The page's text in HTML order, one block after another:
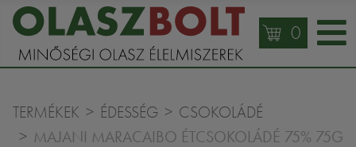
0
TERMÉKEK ÉDESSÉG CSOKOLÁDÉ
MAJANI MARACAIBO ÉTCSOKOLÁDÉ 75% 75G